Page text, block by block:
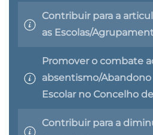
Contribuir para a
as Escolas/
Promover o combate
absentismo/Abandono
Escolar no Concelho
Contribuir para a